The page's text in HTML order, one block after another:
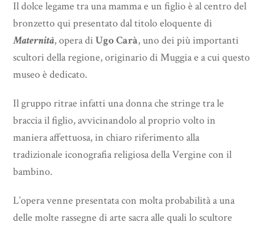
Il dolce legame tra una mamma e un figlio è al centro del
bronzetto qui presentato dal titolo eloquente di
Maternità, opera diUgo Carà, uno dei più importanti
scultori della regione, originario di Muggia e a cui questo
museo è dedicato.
Il gruppo ritrae infatti una donna che stringe tra le
braccia il figlio, avvicinandolo al proprio volto in
maniera affettuosa, in chiaro riferimento alla
tradizionale iconografia religiosa della Vergine con il
bambino.
L’opera venne presentata con molta probabilità a una
delle molte rassegne di arte sacra alle quali lo scultore